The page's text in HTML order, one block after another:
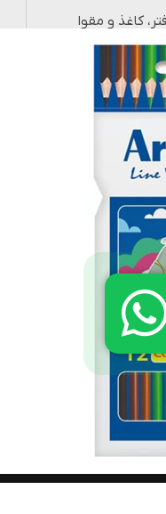
کاغذ و مقوا
با هدف ایجاد
فروشگاه های اینترنتی می
هنری، کتاب های کمک
moderntahrir
در حوزه
این ضمانت را می دهد که
خیابان مطهری، انتهاي